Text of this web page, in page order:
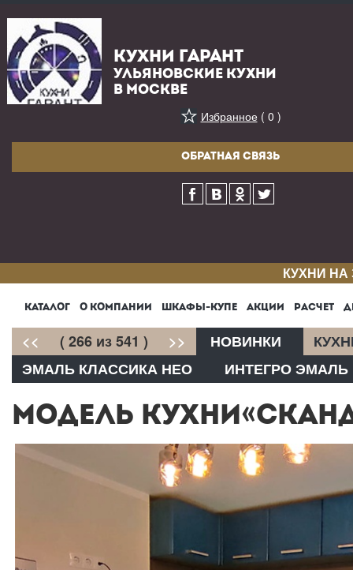
КУХНИ ГАРАНТ
УЛЬЯНОВСКИЕ КУХНИ
В МОСКВЕ
Избранное( 0 )
ОБРАТНАЯ СВЯЗЬ
КУХНИ
КАТАЛОГ О КОМПАНИИ ШКАФЫ-КУПЕ АКЦИИ РАСЧЕТ
<< ( 266 из 541 ) >> НОВИНКИ
ЭМАЛЬ КЛАССИКА НЕО
ИНТЕГРО ЭМАЛЬ
МОДЕЛЬ